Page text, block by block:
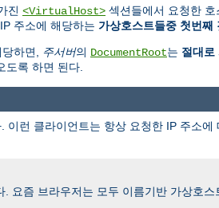
진 <VirtualHost> 섹션들에서 요청한
주소에 해당하는 가상호스트들중 첫번째
하면, 주서버의 DocumentRoot는 절대로
도록 하면 된다.
런 클라이언트는 항상 요청한 IP 주소에
요즘 브라우저는 모두 이름기반 가상호스